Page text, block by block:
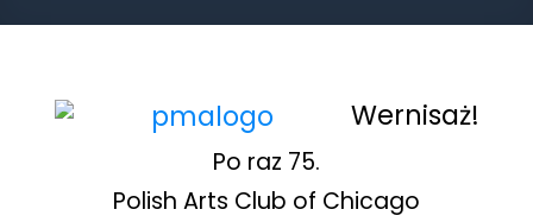
Wernisaż!
Po raz 75.
Polish Arts Club of Chicago